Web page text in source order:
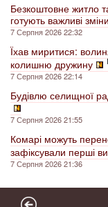
Безкоштовне житло
готують важливі
7 Серпня 2026 22:32
Їхав миритися:
колишню дружину
7 Серпня 2026 22:14
Будівлю селищної
7 Серпня 2026 21:55
Комарі можуть
зафіксували перші
7 Серпня 2026 21:36